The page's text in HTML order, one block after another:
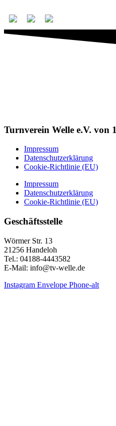
Turnverein Welle e.V. von
Impressum
Datenschutzerklärung
Cookie-Richtlinie (EU)
Impressum
Datenschutzerklärung
Cookie-Richtlinie (EU)
Geschäftsstelle
Wörmer Str. 13
21256 Handeloh
Tel.: 04188-4443582
E-Mail: info@tv-welle.de
Instagram Envelope Phone-alt